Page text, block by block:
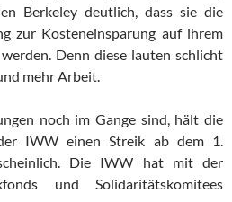
Berkeley deutlich, dass sie die
zur Kosteneinsparung auf ihrem
Denn diese lauten schlicht
mehr Arbeit.
noch im Gange sind, hält die
IWW einen Streik ab dem 1.
Die IWW hat mit der
und Solidaritätskomitees